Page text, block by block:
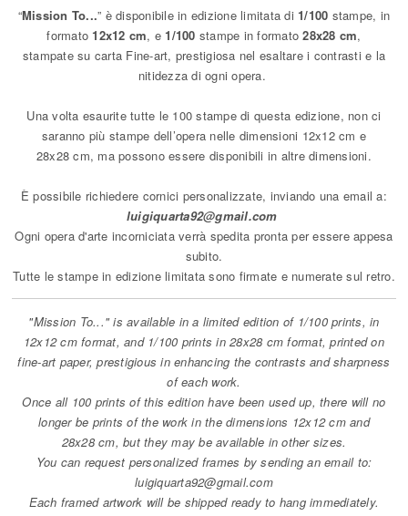
“Mission To...” è disponibile in edizione limitata di 1/100 stampe, in
formato 12x12 cm, e 1/100 stampe in formato28x28 cm,
stampate su carta Fine-art, prestigiosa nel esaltare i contrasti e la
nitidezza di ogni opera.
Una volta esaurite tutte le 100 stampe di questa edizione, non ci
saranno più stampe dell’opera nelle dimensioni 12x12 cm e
28x28 cm, ma possono essere disponibili in altre dimensioni.
È possibile richiedere cornici personalizzate, inviando una email a:
luigiquarta92@gmail.com
Ogni opera d'arte incorniciata verrà spedita pronta per essere appesa
subito.
Tutte le stampe in edizione limitata sono firmate e numerate sul retro.
"Mission To..." is available in a limited edition of 1/100 prints, in
12x12 cm format, and 1/100 prints in 28x28 cm format, printed on
fine-art paper,prestigious in enhancing the contrasts and sharpness
of each work.
Once all 100 prints of this edition have been used up, there will no
longer be prints of the work in the dimensions 12x12 cm and
28x28 cm, but they may be available in other sizes.
You can request personalized frames by sending an email to:
luigiquarta92@gmail.com
Each framed artwork will be shipped ready to hang immediately.